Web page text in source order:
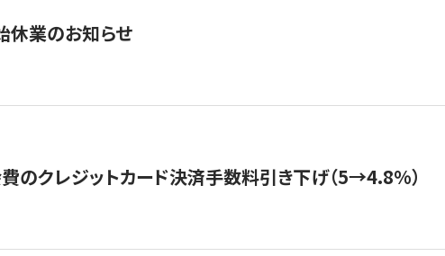
休業のお知らせ
費のクレジットカード決済手数料引き下げ（5→4.8%）